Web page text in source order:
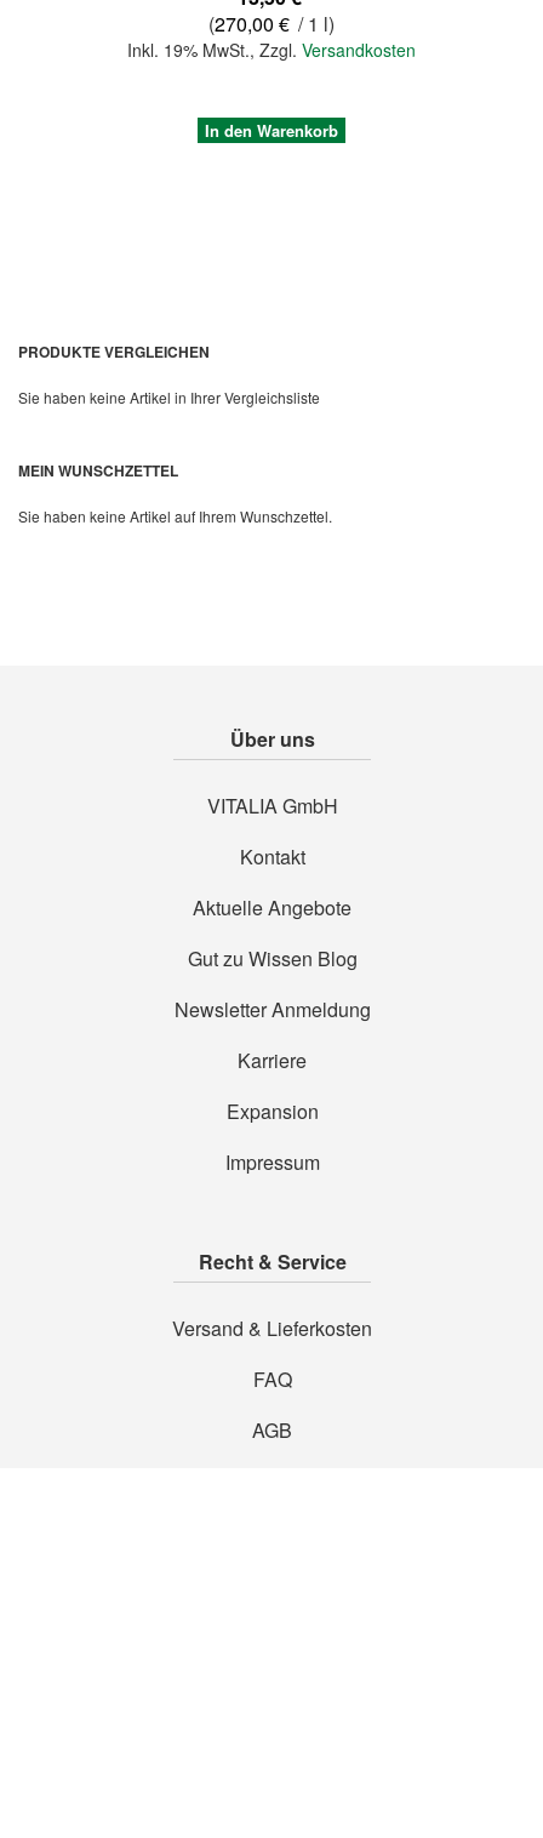
(270,00 € / 1 l)
Inkl. 19% MwSt., Zzgl. Versandkosten
Quickview
In den Warenkorb
PRODUKTE VERGLEICHEN
Sie haben keine Artikel in Ihrer Vergleichsliste
MEIN WUNSCHZETTEL
Sie haben keine Artikel auf Ihrem Wunschzettel.
Über uns
VITALIA GmbH
Kontakt
Aktuelle Angebote
Gut zu Wissen Blog
Newsletter Anmeldung
Karriere
Expansion
Impressum
Recht & Service
Versand & Lieferkosten
FAQ
AGB